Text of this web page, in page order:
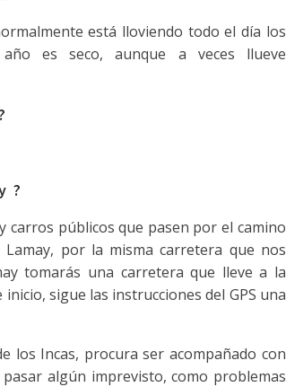
está lloviendo todo el día los
es seco, aunque a veces llueve
?
carros públicos que pasen por el camino
por la misma carretera que nos
tomarás una carretera que lleve a la
sigue las instrucciones del GPS una
los Incas, procura ser acompañado con
algún imprevisto, como problemas